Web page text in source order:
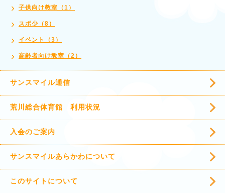
子供向け教室（1）
スポ少（8）
イベント（3）
高齢者向け教室（2）
サンスマイル通信
荒川総合体育館 利用状況
入会のご案内
サンスマイルあらかわについて
このサイトについて